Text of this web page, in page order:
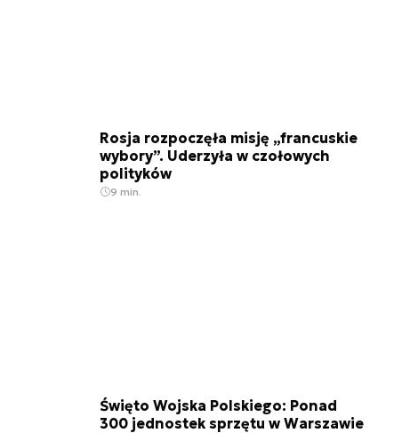
Rosja rozpoczęła misję „francuskie
wybory”. Uderzyła w czołowych
polityków
9 min.
Święto Wojska Polskiego: Ponad
300 jednostek sprzętu w Warszawie